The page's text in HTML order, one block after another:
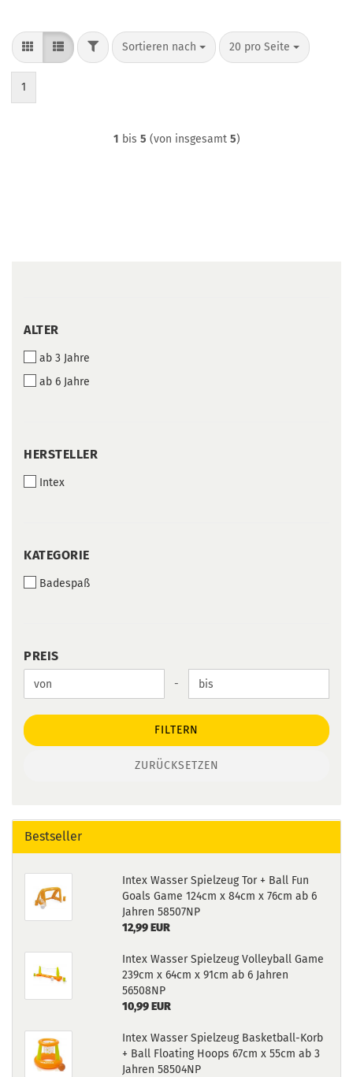
FILTERSortieren nach
Sortieren nach 20 pro Seite
pro Seite
1
1 bis 5 (von insgesamt 5)
ALTER
ALTER
ab 3 Jahre
ab 6 Jahre
HERSTELLER
HERSTELLER
Intex
KATEGORIE
KATEGORIE
Badespaß
PREIS
PREIS
Preis bis -
FILTERN
ZURÜCKSETZEN
Bestseller
Intex Wasser Spielzeug Tor + Ball Fun
Goals Game 124cm x 84cm x 76cm ab 6
Jahren 58507NP
12,99 EUR
Intex Wasser Spielzeug Volleyball Game
239cm x 64cm x 91cm ab 6 Jahren
56508NP
10,99 EUR
Intex Wasser Spielzeug Basketball-Korb
+ Ball Floating Hoops 67cm x 55cm ab 3
Jahren 58504NP